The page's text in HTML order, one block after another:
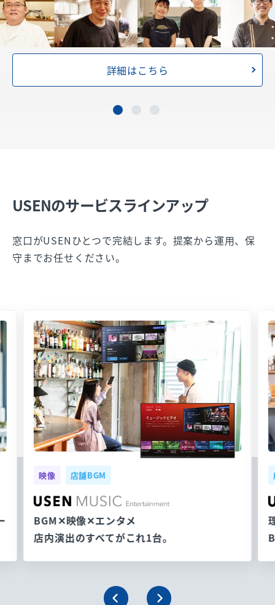
詳細はこちら
USENのサービスラインアップ
窓口がUSENひとつで完結します。提案から運用、保
守までお任せください。
映像 店舗BGM
BGM✕映像✕エンタメ
店内演出のすべてがこれ1台。